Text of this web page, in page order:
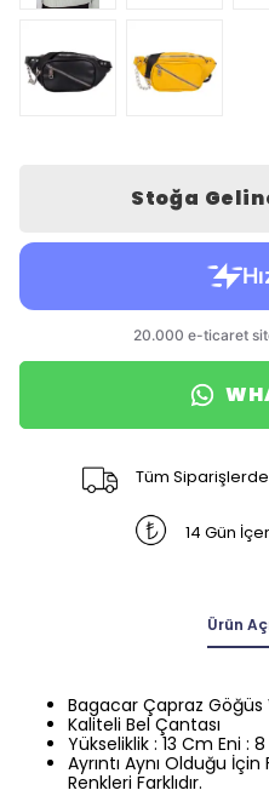
Stoğa
Tüm
14 Gün
Ürün
Bagacar Çapraz Göğüs
Kaliteli Bel Çantası
Yükseliklik : 13 Cm Eni :
Ayrıntı Aynı Olduğu
Renkleri Farklıdır.